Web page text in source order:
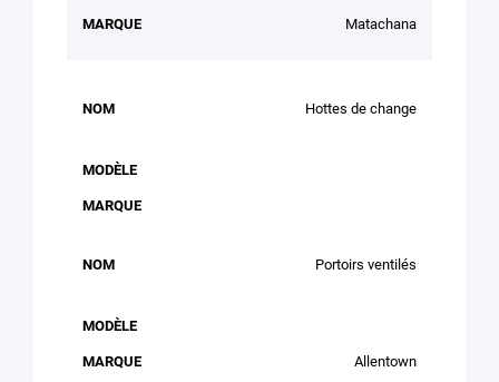
Matachana
Hottes de change
Portoirs ventilés
Allentown